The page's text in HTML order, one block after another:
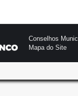
Conselhos
Mapa do Site